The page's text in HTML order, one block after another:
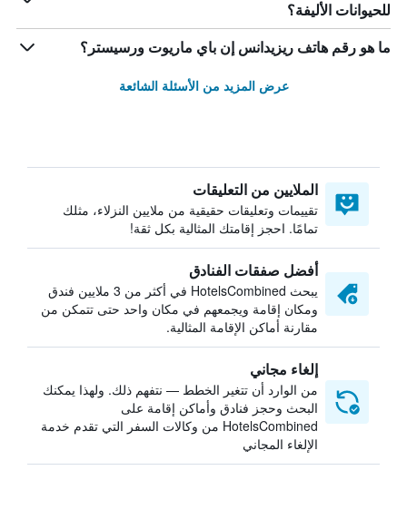
للحيوانات الأليفة؟
ما هو رقم هاتف ريزيدانس إن باي ماريوت ورسيستر؟
عرض المزيد من الأسئلة الشائعة
الملايين من التعليقات
تقييمات وتعليقات حقيقية من ملايين النزلاء، مثلك
تمامًا. احجز إقامتك المثالية بكل ثقة!
أفضل صفقات الفنادق
يبحث HotelsCombined في أكثر من 3 ملايين فندق
ومكان إقامة ويجمعهم في مكان واحد حتى تتمكن من
مقارنة أماكن الإقامة المثالية.
إلغاء مجاني
من الوارد أن تتغير الخطط — نتفهم ذلك. ولهذا يمكنك
البحث وحجز فنادق وأماكن إقامة على
HotelsCombined من وكالات السفر التي تقدم خدمة
الإلغاء المجاني